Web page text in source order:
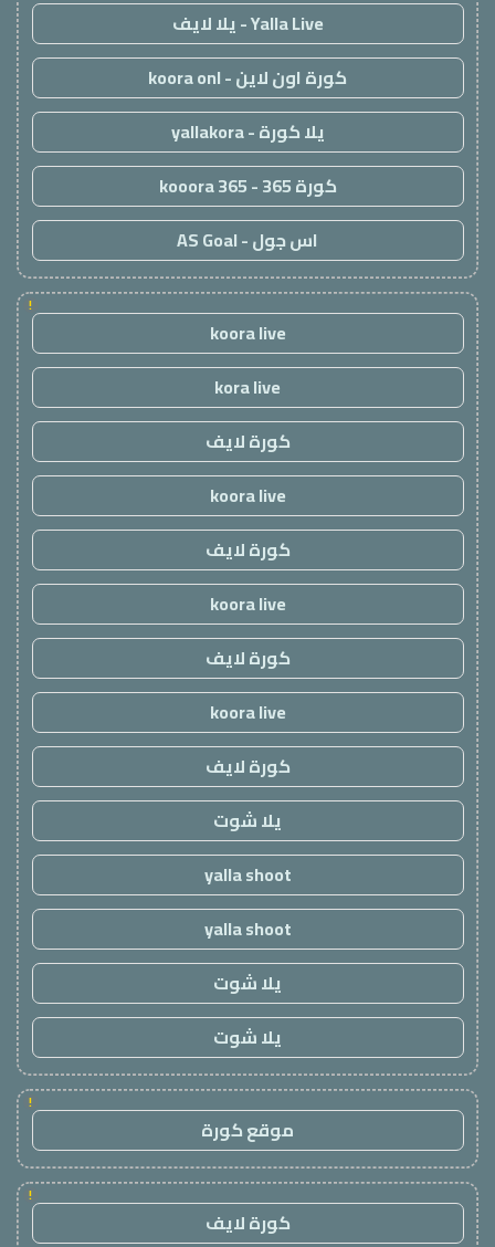
Yalla Live - يلا لايف
كورة اون لاين - koora onl
يلا كورة - yallakora
كورة 365 - kooora 365
اس جول - AS Goal
!
koora live
kora live
كورة لايف
koora live
كورة لايف
koora live
كورة لايف
koora live
كورة لايف
يلا شوت
yalla shoot
yalla shoot
يلا شوت
يلا شوت
!
موقع كورة
!
كورة لايف